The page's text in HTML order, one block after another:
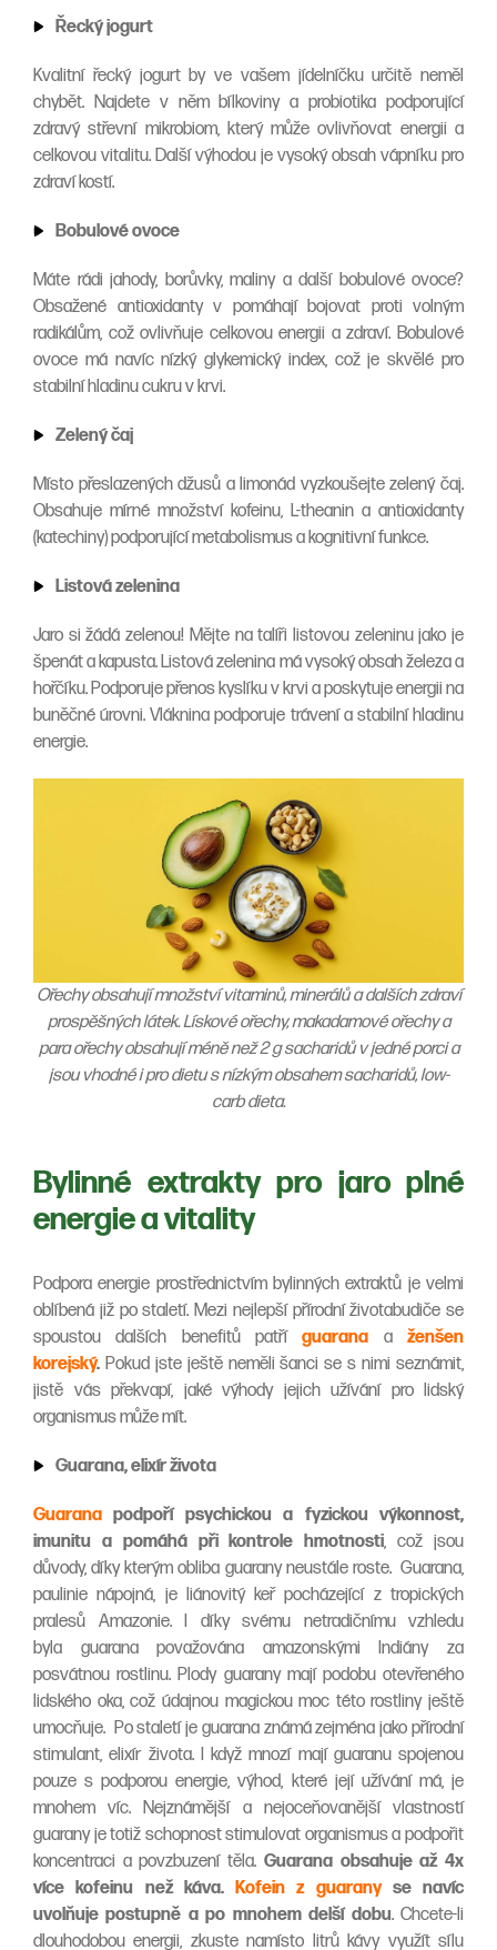
Řecký jogurt
Kvalitní řecký jogurt by ve vašem jídelníčku určitě neměl
chybět. Najdete v něm bílkoviny a probiotika podporující
zdravý střevní mikrobiom, který může ovlivňovat energii a
celkovou vitalitu. Další výhodou je vysoký obsah vápníku pro
zdraví kostí.
Bobulové ovoce
Máte rádi jahody, borůvky, maliny a další bobulové ovoce?
Obsažené antioxidanty v pomáhají bojovat proti volným
radikálům, což ovlivňuje celkovou energii a zdraví. Bobulové
ovoce má navíc nízký glykemický index, což je skvělé pro
stabilní hladinu cukru v krvi.
Zelený čaj
Místo přeslazených džusů a limonád vyzkoušejte zelený čaj.
Obsahuje mírné množství kofeinu, L-theanin a antioxidanty
(katechiny) podporující metabolismus a kognitivní funkce.
Listová zelenina
Jaro si žádá zelenou! Mějte na talíři listovou zeleninu jako je
špenát a kapusta. Listová zelenina má vysoký obsah železa a
hořčíku. Podporuje přenos kyslíku v krvi a poskytuje energii na
buněčné úrovni. Vláknina podporuje trávení a stabilní hladinu
energie.
Ořechy obsahují množství vitaminů, minerálů a dalších zdraví
prospěšných látek. Lískové ořechy, makadamové ořechy a
para ořechy obsahují méně než 2 g sacharidů v jedné porci a
jsou vhodné i pro dietu s nízkým obsahem sacharidů, low-
carb dieta.
Bylinné extrakty pro jaro plné
energie a vitality
Podpora energie prostřednictvím bylinných extraktů je velmi
oblíbená již po staletí. Mezi nejlepší přírodní životabudiče se
spoustou dalších benefitů patříguarana aženšen
korejský. Pokud jste ještě neměli šanci se s nimi seznámit,
jistě vás překvapí, jaké výhody jejich užívání pro lidský
organismus může mít.
Guarana, elixír života
Guarana podpoří psychickou a fyzickou výkonnost,
imunitu a pomáhá při kontrole hmotnosti, což jsou
důvody, díky kterým obliba guarany neustále roste. Guarana,
paulinie nápojná, je liánovitý keř pocházející z tropických
pralesů Amazonie. I díky svému netradičnímu vzhledu
byla guarana považována amazonskými Indiány za
posvátnou rostlinu. Plody guarany mají podobu otevřeného
lidského oka, což údajnou magickou moc této rostliny ještě
umocňuje. Po staletí je guarana známá zejména jako přírodní
stimulant, elixír života. I když mnozí mají guaranu spojenou
pouze s podporou energie, výhod, které její užívání má, je
mnohem víc. Nejznámější a nejoceňovanější vlastností
guarany je totiž schopnost stimulovat organismus a podpořit
koncentraci a povzbuzení těla. Guarana obsahuje až 4x
více kofeinu než káva. Kofein z guaranyse navíc
uvolňuje postupně a po mnohem delší dobu. Chcete-li
dlouhodobou energii, zkuste namísto litrů kávy využít sílu